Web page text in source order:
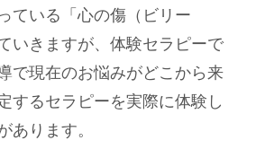
ている「心の傷（ビリー
いきますが、体験セラピーで
で現在のお悩みがどこから来
するセラピーを実際に体験し
あります。